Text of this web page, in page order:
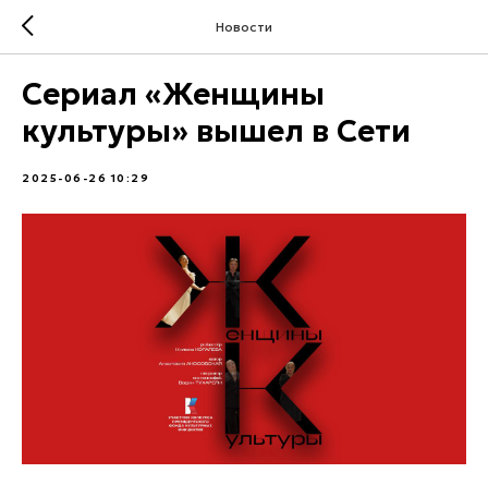
Новости
Сериал «Женщины
культуры» вышел в Сети
2025-06-26 10:29